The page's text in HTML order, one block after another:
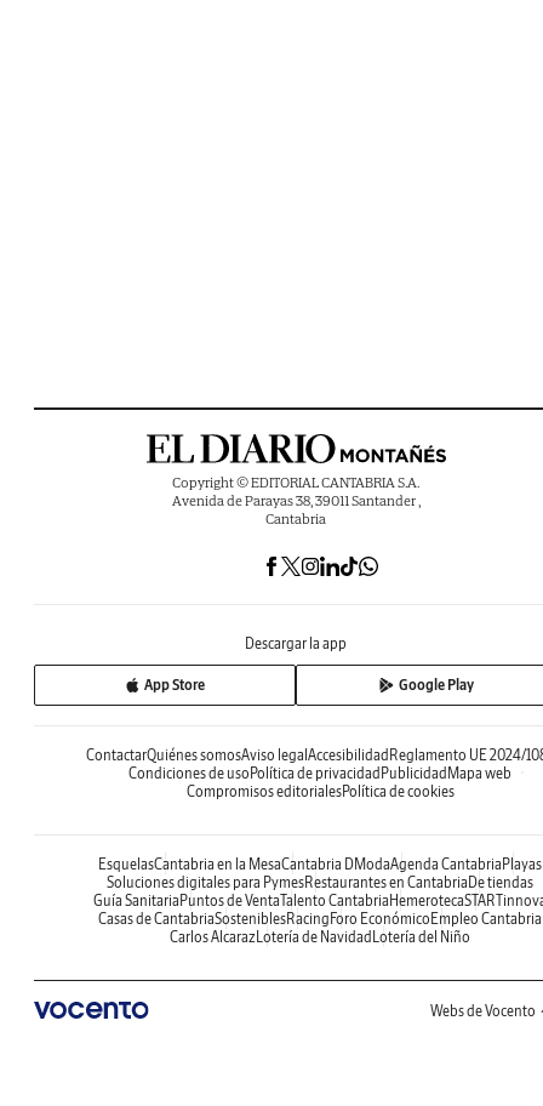
Copyright © EDITORIAL CANTABRIA S.A.
Avenida de Parayas 38, 39011 Santander ,
Cantabria
Descargar la app
App Store Google Play
ContactarQuiénes somosAviso legalAccesibilidadReglamento UE 2024/
Condiciones de usoPolítica de privacidadPublicidadMapa web
Compromisos editorialesPolítica de cookies
EsquelasCantabria en la MesaCantabria DModaAgenda CantabriaPlayas
Soluciones digitales para PymesRestaurantes en CantabriaDe tiendas
Guía SanitariaPuntos de VentaTalento CantabriaHemeroteca
Casas de CantabriaSosteniblesRacingForo EconómicoEmpleo Cantabria
Carlos AlcarazLotería de NavidadLotería del Niño
Webs de Vocento